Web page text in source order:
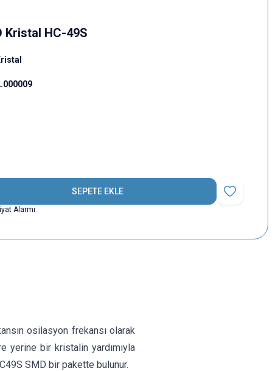
Kristal HC-49S
SEPETE EKLE
Favoriye Ekle
Alarmı
osilasyon frekansı olarak
yerine bir kristalin yardımıyla
SMD bir pakette bulunur.